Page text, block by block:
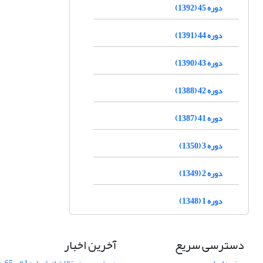
دوره 45 (1392)
دوره 44 (1391)
دوره 43 (1390)
دوره 42 (1388)
دوره 41 (1387)
دوره 3 (1350)
دوره 2 (1349)
دوره 1 (1348)
دسترسی سریع آخرین اخبار